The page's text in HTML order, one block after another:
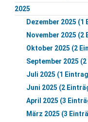
2025
Dezember 2025 (1
November 2025 (2
Oktober 2025 (2
September 2025
Juli 2025 (1
Juni 2025 (2
April 2025 (3
März 2025 (3